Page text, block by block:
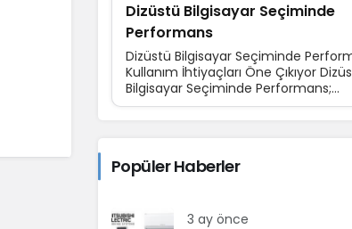
Dizüstü Bilgisayar Seçiminde
Performans
Dizüstü Bilgisayar Seçiminde
Kullanım İhtiyaçları Öne Çıkıyor
Bilgisayar Seçiminde Performans;
Teknolojinin günlük yaşamın...
Popüler Haberler
3 ay önce